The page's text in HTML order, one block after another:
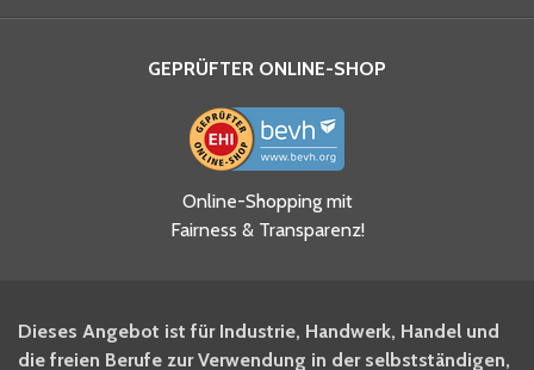
Ja, ich habe die
Datenschutzhinweise gelesen
und akzeptiere diese.
BITO Newsletter Fachwissen
GEPRÜFTER ONLINE-SHOP
Online-Shopping mit
Fairness & Transparenz!
Dieses Angebot ist für Industrie, Handwerk, Handel und
die freien Berufe zur Verwendung in der selbstständigen,